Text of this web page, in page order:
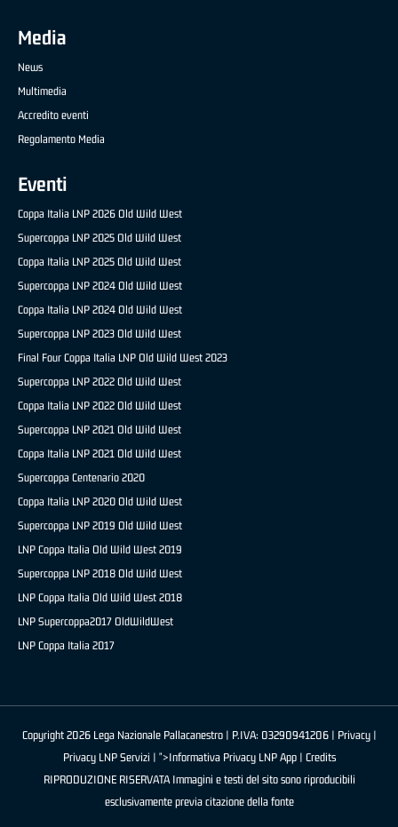
Media
News
Multimedia
Accredito eventi
Regolamento Media
Eventi
Coppa Italia LNP 2026 Old Wild West
Supercoppa LNP 2025 Old Wild West
Coppa Italia LNP 2025 Old Wild West
Supercoppa LNP 2024 Old Wild West
Coppa Italia LNP 2024 Old Wild West
Supercoppa LNP 2023 Old Wild West
Final Four Coppa Italia LNP Old Wild West 2023
Supercoppa LNP 2022 Old Wild West
Coppa Italia LNP 2022 Old Wild West
Supercoppa LNP 2021 Old Wild West
Coppa Italia LNP 2021 Old Wild West
Supercoppa Centenario 2020
Coppa Italia LNP 2020 Old Wild West
Supercoppa LNP 2019 Old Wild West
LNP Coppa Italia Old Wild West 2019
Supercoppa LNP 2018 Old Wild West
LNP Coppa Italia Old Wild West 2018
LNP Supercoppa2017 OldWildWest
LNP Coppa Italia 2017
Copyright 2026 Lega Nazionale Pallacanestro | P.IVA: 03290941206 | Privacy|
Privacy LNP Servizi | ">Informativa Privacy LNP App | Credits
RIPRODUZIONE RISERVATA Immagini e testi del sito sono riproducibili
esclusivamente previa citazione della fonte